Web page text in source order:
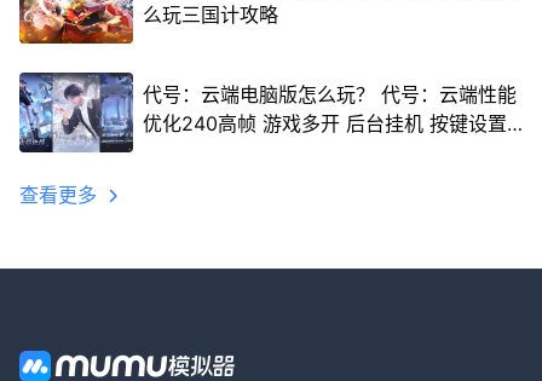
么玩三国计攻略
代号：云端电脑版怎么玩？ 代号：云端性能
优化240高帧 游戏多开 后台挂机 按键设置
查看更多